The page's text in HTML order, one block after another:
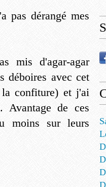
pas dérangé mes
mis d'agar-agar
déboires avec cet
la confiture) et j'ai
Avantage de ces
moins sur leurs